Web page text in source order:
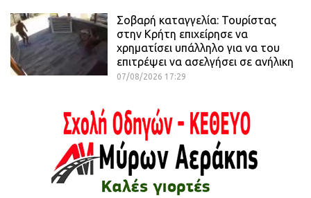
Σοβαρή καταγγελία: Τουρίστας
στην Κρήτη επιχείρησε να
χρηματίσει υπάλληλο για να του
επιτρέψει να ασελγήσει σε ανήλικη
07/08/2026 17:29